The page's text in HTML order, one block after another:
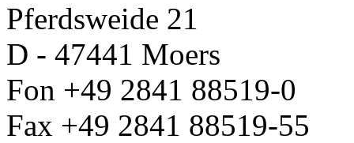
Pferdsweide 21
D - 47441 Moers
Fon +49 2841 88519-0
Fax +49 2841 88519-55